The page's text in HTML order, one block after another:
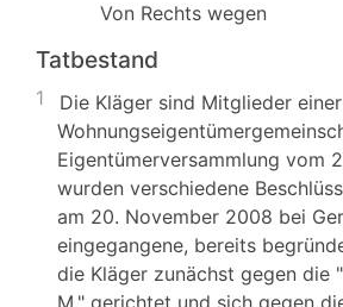
Von Rechts wegen
Tatbestand
1
Die Kläger sind Mitglieder einer
Eigentümerversammlung vom
wurden verschiedene
am 20. November 2008 bei
eingegangene, bereits
die Kläger zunächst gegen die
M." gerichtet und sich gegen